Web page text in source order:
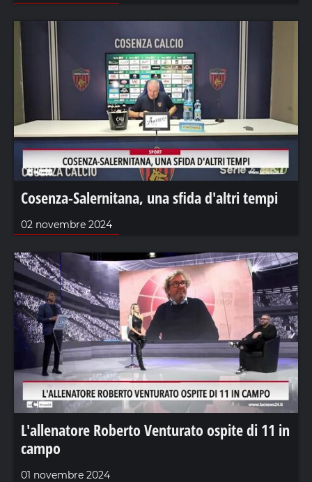
Cosenza-Salernitana, una sfida d'altri tempi
02 novembre 2024
L'allenatore Roberto Venturato ospite di 11 in
campo
01 novembre 2024